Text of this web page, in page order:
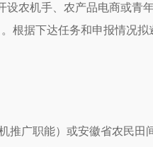
设农机手、农产品电商或青
根据下达任务和申报情况
推广职能）或安徽省农民田